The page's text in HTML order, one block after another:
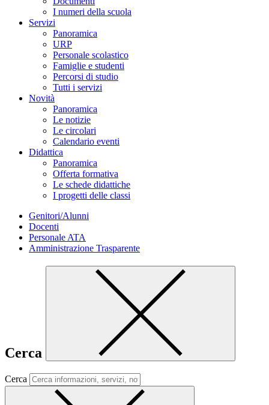
I numeri della scuola
Servizi
Panoramica
URP
Personale scolastico
Famiglie e studenti
Percorsi di studio
Tutti i servizi
Novità
Panoramica
Le notizie
Le circolari
Calendario eventi
Didattica
Panoramica
Offerta formativa
Le schede didattiche
I progetti delle classi
Genitori/Alunni
Docenti
Personale ATA
Amministrazione Trasparente
Cerca
Cerca